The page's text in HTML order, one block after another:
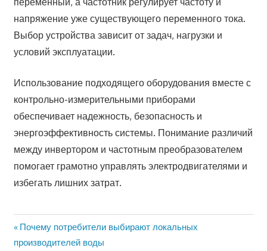
напряжение уже существующего переменного тока.
Выбор устройства зависит от задач, нагрузки и
условий эксплуатации.
Использование подходящего оборудования вместе с
контрольно-измерительными приборами
обеспечивает надежность, безопасность и
энергоэффективность системы. Понимание различий
между инвертором и частотным преобразователем
помогает грамотно управлять электродвигателями и
избегать лишних затрат.
Навигация
Предыдущая
запись:
Почему потребители выбирают локальных
производителей воды